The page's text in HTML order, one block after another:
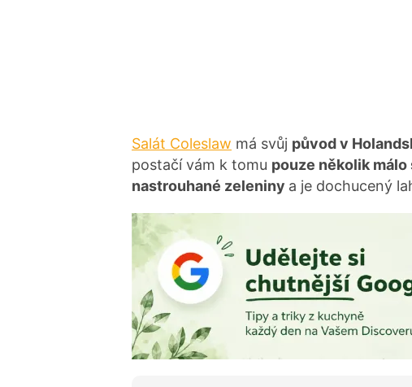
Salát Coleslaw má svůj původ v
postačí vám k tomu pouze několik málo
nastrouhané zeleniny a je dochucený